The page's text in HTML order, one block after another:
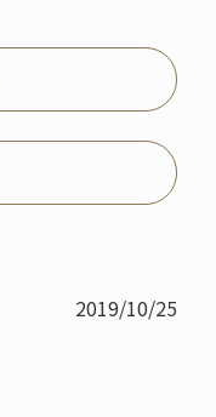
2019/10/25